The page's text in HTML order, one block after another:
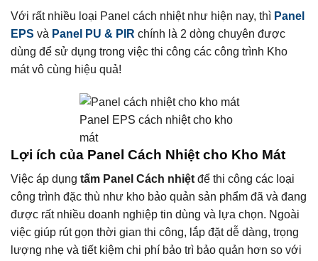
Với rất nhiều loại Panel cách nhiệt như hiện nay, thì Panel
EPS và Panel PU & PIR chính là 2 dòng chuyên được
dùng để sử dụng trong việc thi công các công trình Kho
mát vô cùng hiệu quả!
Panel EPS cách nhiệt cho kho
mát
Lợi ích của Panel Cách Nhiệt cho Kho Mát
Việc áp dụng tấm Panel Cách nhiệt để thi công các loại
công trình đặc thù như kho bảo quản sản phẩm đã và đang
được rất nhiều doanh nghiệp tin dùng và lựa chọn. Ngoài
việc giúp rút gọn thời gian thi công, lắp đặt dễ dàng, trọng
lượng nhẹ và tiết kiệm chi phí bảo trì bảo quản hơn so với